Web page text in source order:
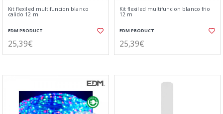
Kit flexiled multifuncion blanco
calido 12 m
EDM PRODUCT
25,39€
Kit flexiled multifuncion blanco frio
12 m
EDM PRODUCT
25,39€